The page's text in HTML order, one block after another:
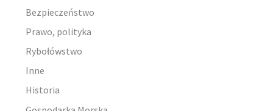
Bezpieczeństwo
Prawo, polityka
Rybołówstwo
Inne
Historia